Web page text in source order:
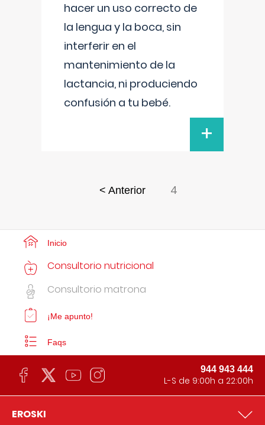
hacer un uso correcto de
la lengua y la boca, sin
interferir en el
mantenimiento de la
lactancia, ni produciendo
confusión a tu bebé.
+
< Anterior 4
Inicio
Consultorio nutricional
Consultorio matrona
¡Me apunto!
Faqs
944 943 444
L-S de 9:00h a 22:00h
EROSKI